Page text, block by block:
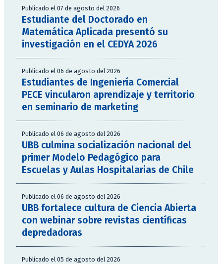
Publicado el 07 de agosto del 2026
Estudiante del Doctorado en
Matemática Aplicada presentó su
investigación en el CEDYA 2026
Publicado el 06 de agosto del 2026
Estudiantes de Ingeniería Comercial
PECE vincularon aprendizaje y territorio
en seminario de marketing
Publicado el 06 de agosto del 2026
UBB culmina socialización nacional del
primer Modelo Pedagógico para
Escuelas y Aulas Hospitalarias de Chile
Publicado el 06 de agosto del 2026
UBB fortalece cultura de Ciencia Abierta
con webinar sobre revistas científicas
depredadoras
Publicado el 05 de agosto del 2026